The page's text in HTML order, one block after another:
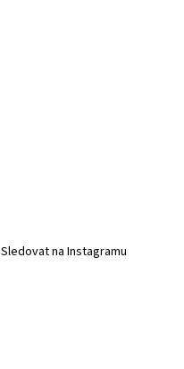
Sledovat na Instagramu